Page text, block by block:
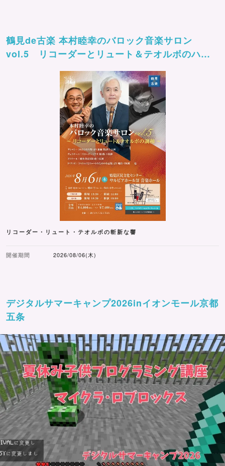
鶴見de古楽 本村睦幸のバロック音楽サロン
vol.5 リコーダーとリュート＆テオルボのハー
リコーダー・リュート・テオルボの斬新な響
開催期間 2026/08/06(木)
デジタルサマーキャンプ2026inイオンモール京都
五条